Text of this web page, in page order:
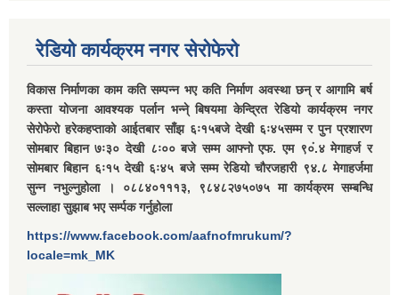
रेडियो कार्यक्रम नगर सेरोफेरो
विकास निर्माणका काम कति सम्पन्न भए कति निर्माण अवस्था छन् र आगामि बर्ष
कस्ता योजना आवश्यक पर्लान भन्ने् बिषयमा केन्द्रित रेडियो कार्यक्रम नगर
सेरोफेरो हरेकहप्ताको आईतबार साँझ ६ः१५बजे देखी ६ः४५सम्म र पुन प्रशारण
सोमबार बिहान ७ः३० देखी ८ः०० बजे सम्म आफ्नो एफ. एम ९०ं.४ मेगाहर्ज र
सोमबार बिहान ६ः१५ देखी ६ः४५ बजे सम्म रेडियो चौरजहारी ९४.८ मेगाहर्जमा
सुन्न नभुल्नुहोला । ०८८४०१११३, ९८४८२७५०७५ मा कार्यक्रम सम्बन्धि
सल्लाहा सुझाब भए सर्म्पक गर्नुहोला
https://www.facebook.com/aafnofmrukum/?
locale=mk_MK